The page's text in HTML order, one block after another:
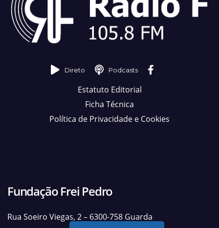
Direto Podcasts
Estatuto Editorial
Ficha Técnica
Política de Privacidade e Cookies
Fundação Frei Pedro
Rua Soeiro Viegas, 2 – 6300-758 Guarda